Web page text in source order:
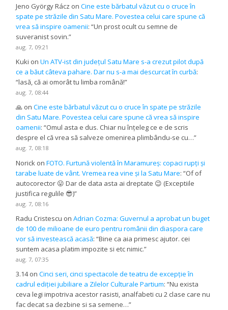
Jeno György Rácz onCine este bărbatul văzut cu o cruce în
spate pe străzile din Satu Mare. Povestea celui care spune că
vrea să inspire oamenii: “Un prost ocult cu semne de
suveranist sovin.”
aug. 7, 09:21
Kuki onUn ATV-ist din județul Satu Mare s-a crezut pilot după
ce a băut câteva pahare. Dar nu s-a mai descurcat în curbă:
“lasă, că ai omorât tu limba română!”
aug. 7, 08:44
🙏 onCine este bărbatul văzut cu o cruce în spate pe străzile
din Satu Mare. Povestea celui care spune că vrea să inspire
oamenii: “Omul asta e dus. Chiar nu înțeleg ce e de scris
despre el că vrea să salveze omenirea plimbându-se cu…”
aug. 7, 08:18
Norick onFOTO. Furtună violentă în Maramureș: copaci rupți și
tarabe luate de vânt. Vremea rea vine și la Satu Mare: “Of of
autocorector 😛 Dar de data asta ai dreptate 😉 (Exceptiile
justifica regulile 😎)”
aug. 7, 08:16
Radu Cristescu onAdrian Cozma: Guvernul a aprobat un buget
de 100 de milioane de euro pentru românii din diaspora care
vor să investească acasă: “Bine ca aia primesc ajutor. cei
suntem acasa platim impozite si etc nimic.”
aug. 7, 07:35
3.14onCinci seri, cinci spectacole de teatru de excepție în
cadrul ediției jubiliare a Zilelor Culturale Partium: “Nu exista
ceva legi impotriva acestor rasisti, analfabeti cu 2 clase care nu
fac decat sa dezbine si sa semene…”